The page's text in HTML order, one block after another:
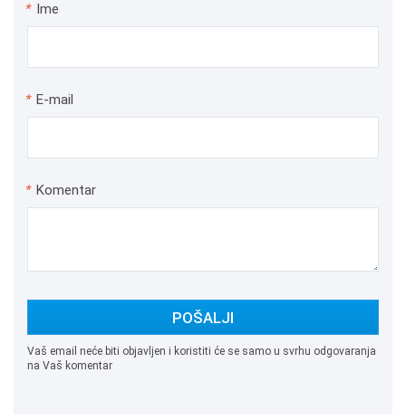
* Ime
* E-mail
* Komentar
POŠALJI
Vaš email neće biti objavljen i koristiti će se samo u svrhu odgovaranja
na Vaš komentar